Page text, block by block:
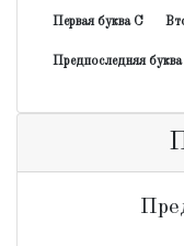
Первая буква С
Предпоследняя